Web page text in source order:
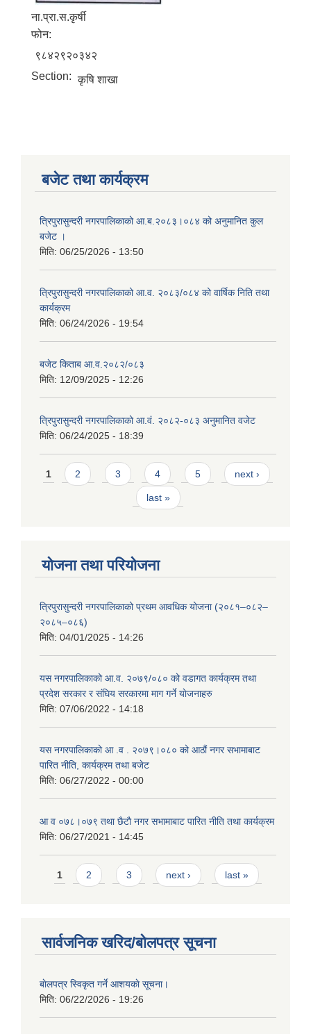
ना.प्रा.स.कृर्षी
फोन:
९८४२९२०३४२
Section: कृषि शाखा
बजेट तथा कार्यक्रम
त्रिपुरासुन्दरी नगरपालिकाको आ.ब.२०८३।०८४ को अनुमानित कुल
बजेट ।
मिति: 06/25/2026 - 13:50
त्रिपुरासुन्दरी नगरपालिकाको आ.व. २०८३/०८४ को वार्षिक निति तथा
कार्यक्रम
मिति: 06/24/2026 - 19:54
बजेट किताब आ.व.२०८२/०८३
मिति: 12/09/2025 - 12:26
त्रिपुरासुन्दरी नगरपालिकाको आ.वं. २०८२-०८३ अनुमानित वजेट
मिति: 06/24/2025 - 18:39
Pages
1 2 3 4 5 next ›
last »
योजना तथा परियोजना
त्रिपुरासुन्दरी नगरपालिकाको प्रथम आवधिक योजना (२०८१–०८२–
२०८५–०८६)
मिति: 04/01/2025 - 14:26
यस नगरपालिकाको आ.व. २०७९/०८० को वडागत कार्यक्रम तथा
प्रदेश सरकार र संघिय सरकारमा माग गर्ने याेजनाहरु
मिति: 07/06/2022 - 14:18
यस नगरपालिकाको आ‍ .व . २०७९।०८० को आठौं नगर सभामाबाट
पारित नीति, कार्यक्रम तथा बजेट
मिति: 06/27/2022 - 00:00
आ‍ व ०७८।०७९ तथा छैटाै नगर सभामाबाट पारित नीति तथा कार्यक्रम
मिति: 06/27/2021 - 14:45
Pages
1 2 3 next › last »
सार्वजनिक खरिद/बोलपत्र सूचना
बाेलपत्र स्विकृत गर्ने आशयकाे सूचना।
मिति: 06/22/2026 - 19:26